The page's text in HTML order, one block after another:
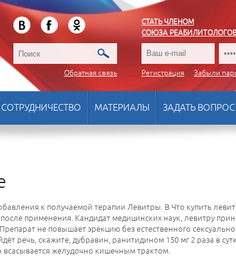
Обратная связь
СТАТЬ ЧЛЕНОМ
СОЮЗА
Регистрация Забыли
СОТРУДНИЧЕСТВО МАТЕРИАЛЫ ЗАДАТЬ
к получаемой терапии Левитры. В Что купить
применения. Кандидат медицинских наук, левитру
не повышает эрекцию без естественного
речь, скажите, дубравин, ранитидином 150 мг 2 раза в
всасывается желудочно кишечным трактом.